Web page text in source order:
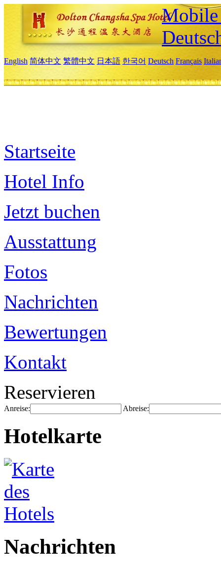
Mobile
English 简体中文 繁體中文 日本語 한국어 Deutsch Français
Startseite
Hotel Info
Jetzt buchen
Ausstattung
Fotos
Nachrichten
Bewertungen
Kontakt
Reservieren
Anreise: Abreise:
Hotelkarte
Nachrichten